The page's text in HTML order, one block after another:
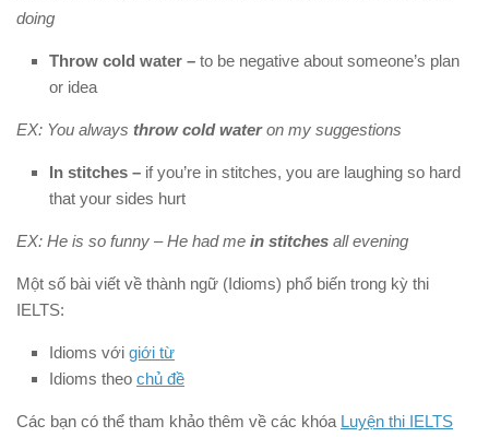
doing
Throw cold water – to be negative about someone’s plan
or idea
EX: You always throw cold wateron my suggestions
In stitches – if you’re in stitches, you are laughing so hard
that your sides hurt
EX: He is so funny – He had me in stitches all evening
Một số bài viết về thành ngữ (Idioms) phổ biến trong kỳ thi
IELTS:
Idioms với giới từ
Idioms theo chủ đề
Các bạn có thể tham khảo thêm về các khóa Luyện thi IELTS